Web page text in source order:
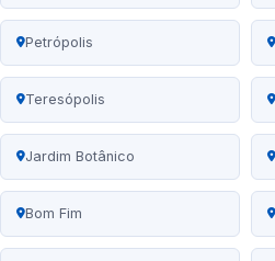
Petrópolis
Teresópolis
Jardim Botânico
Bom Fim